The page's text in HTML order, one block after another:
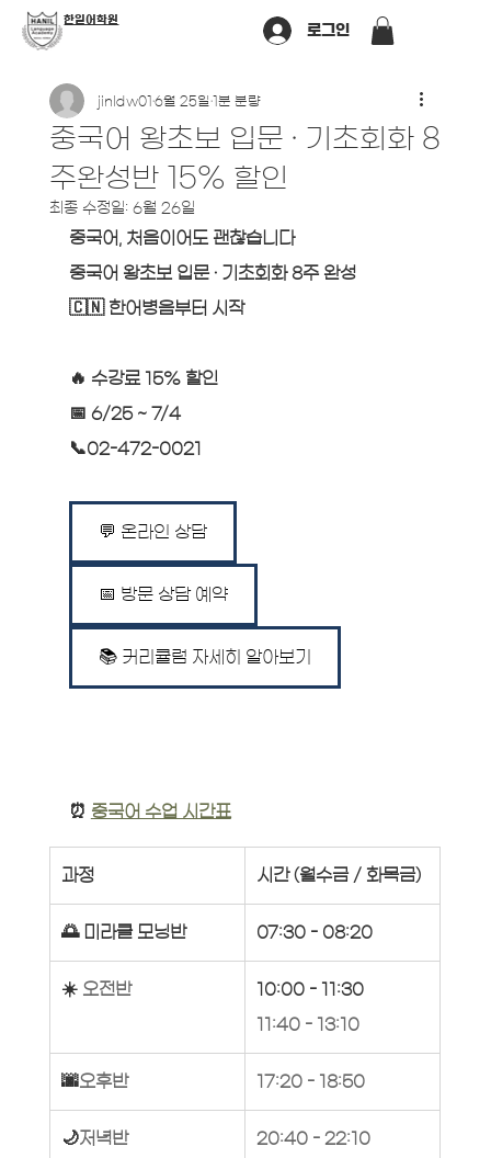
​한일어학원
로그인
중국어 왕초보 입문 · 기초회화 8
주완성반 15% 할인
jinldw01 6월 25일 1분 분량
최종 수정일: 6월 26일
중국어, 처음이어도 괜찮습니다
중국어 왕초보 입문 · 기초회화 8주 완성
🇨🇳 한어병음부터 시작
🔥 수강료 15% 할인
📅 6/25 ~ 7/4
📞02-472-0021
💬 온라인 상담
📅 방문 상담 예약
📚 커리큘럼 자세히 알아보기
⏰ 중국어 수업 시간표
과정 시간 (월수금 / 화목금)
🌅 미라클 모닝반 07:30 - 08:20
☀️ 오전반
10:00 - 11:30
11:40 - 13:10
🌆오후반 17:20 - 18:50
🌙저녁반 20:40 - 22:10